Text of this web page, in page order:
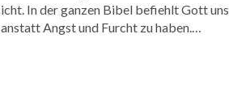
In der ganzen Bibel befiehlt Gott uns,
Angst und Furcht zu haben.